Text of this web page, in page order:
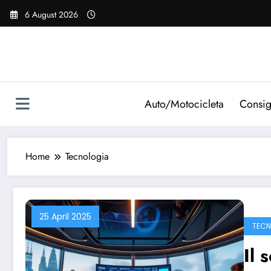
Vai
6 August 2026
Auto/Motocicleta
Home Tecnologia
25 April 2025
Il